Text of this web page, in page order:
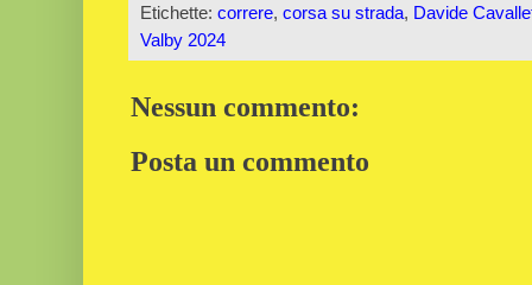
Etichette: correre, corsa su strada, Davide
Valby 2024
Nessun commento:
Posta un commento